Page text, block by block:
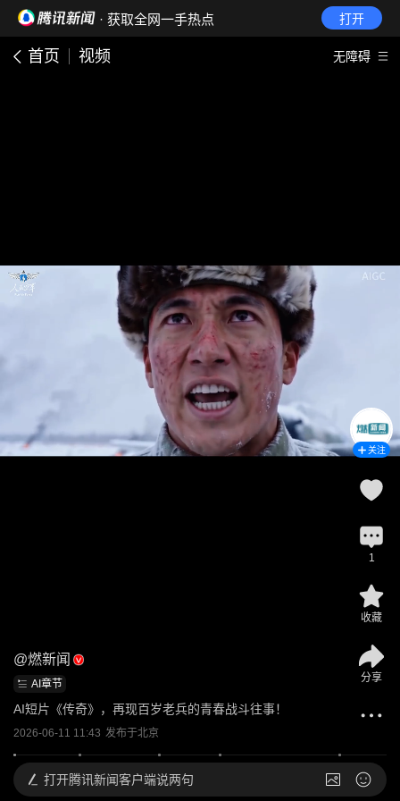
· 获取全网一手热点 打开
首页 视频 无障碍
@燃新闻
AI章节
AI短片《传奇》，再现百岁老兵的青春战斗往事！
2026-06-11 11:43 发布于北京
关注
1
收藏
分享
打开腾讯新闻客户端说两句